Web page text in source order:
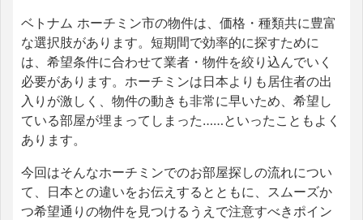
ベトナム ホーチミン市の物件は、価格・種類共に豊富
な選択肢があります。短期間で効率的に探すために
は、希望条件に合わせて業者・物件を絞り込んでいく
必要があります。ホーチミンは日本よりも居住者の出
入りが激しく、物件の動きも非常に早いため、希望し
ている部屋が埋まってしまった……といったこともよく
あります。
今回はそんなホーチミンでのお部屋探しの流れについ
て、日本との違いをお伝えするとともに、スムーズか
つ希望通りの物件を見つけるうえで注意すべきポイン